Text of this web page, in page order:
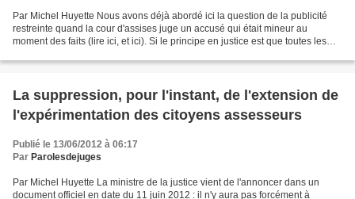
Par Michel Huyette Nous avons déjà abordé ici la question de la publicité
restreinte quand la cour d'assises juge un accusé qui était mineur au
moment des faits (lire ici, et ici). Si le principe en justice est que toutes les
La suppression, pour l'instant, de l'extension de
l'expérimentation des citoyens assesseurs
Publié le 13/06/2012 à 06:17
Par Parolesdejuges
Par Michel Huyette La ministre de la justice vient de l'annoncer dans un
document officiel en date du 11 juin 2012 : il n'y aura pas forcément à